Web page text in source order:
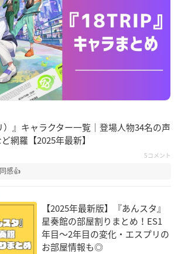
）』キャラクター一覧｜登場人物34名の声
網羅【2025年最新】
5コメント
感👍
【2025年最新版】『あんスタ』
星奏館の部屋割りまとめ！ES1
年目〜2年目の変化・エスプリの
お部屋情報も◎